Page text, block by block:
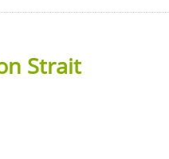
Strait